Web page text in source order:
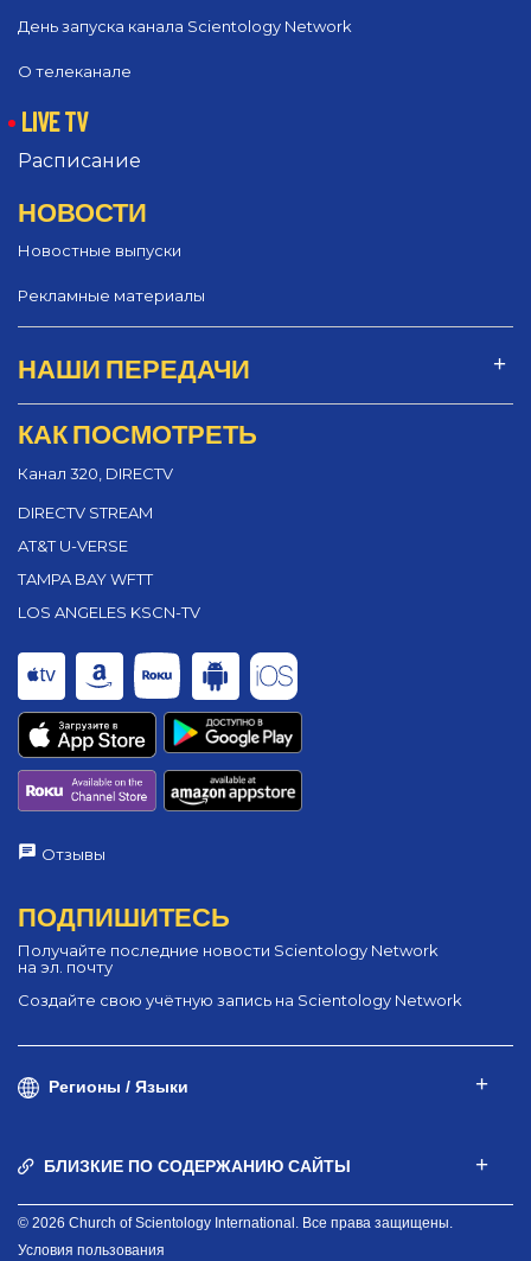
День запуска канала Scientology Network
О телеканале
LIVE TV
Расписание
НОВОСТИ
Новостные выпуски
Рекламные материалы
НАШИ ПЕРЕДАЧИ
КАК ПОСМОТРЕТЬ
Канал 320, DIRECTV
DIRECTV STREAM
AT&T U-VERSE
TAMPA BAY WFTT
LOS ANGELES KSCN-TV
Отзывы
ПОДПИШИТЕСЬ
Получайте последние новости Scientology Network
на эл. почту
Создайте свою учётную запись на Scientology Network
Регионы / Языки
БЛИЗКИЕ ПО СОДЕРЖАНИЮ САЙТЫ
© 2026 Church of Scientology International. Все права защищены.
Условия пользования